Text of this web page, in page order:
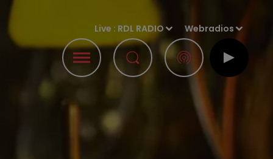
Live : RDL RADIO Webradios